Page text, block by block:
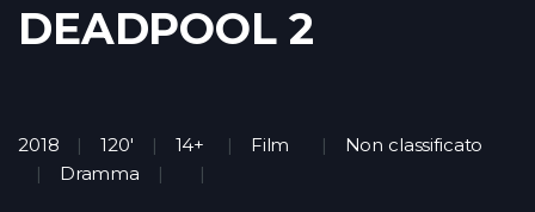
DEADPOOL 2
2018 120' 14+ Film
Non classificato
Dramma